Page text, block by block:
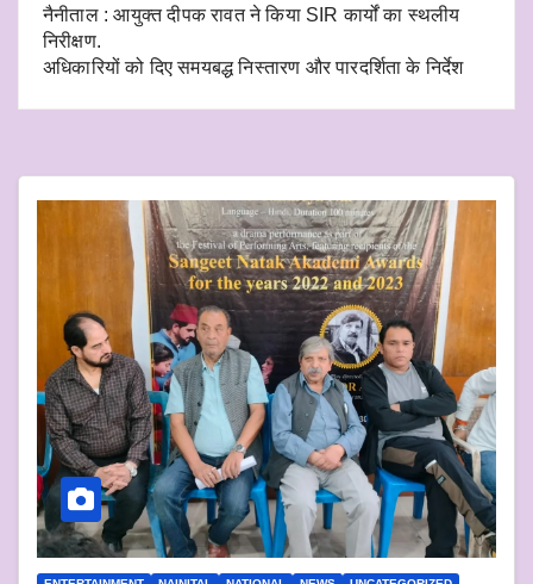
नैनीताल : आयुक्त दीपक रावत ने किया SIR कार्यों का स्थलीय
निरीक्षण.
अधिकारियों को दिए समयबद्ध निस्तारण और पारदर्शिता के निर्देश